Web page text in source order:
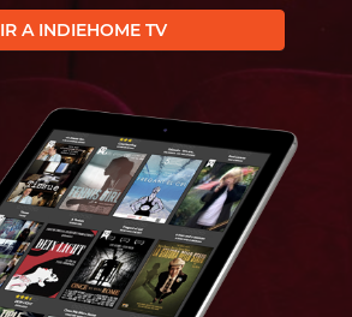
IR A INDIEHOME TV